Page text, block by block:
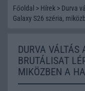
Főoldal > Hírek > Durva
Galaxy S26 széria,
DURVA
BRUTÁLISAT
MIKÖZBEN A